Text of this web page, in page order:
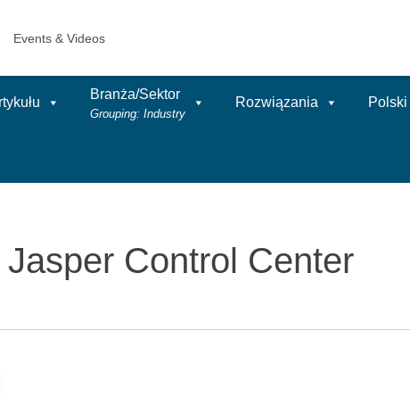
Branża/Sektor
Grouping: Industry
Rozwiązania Polski
Jasper Control Center